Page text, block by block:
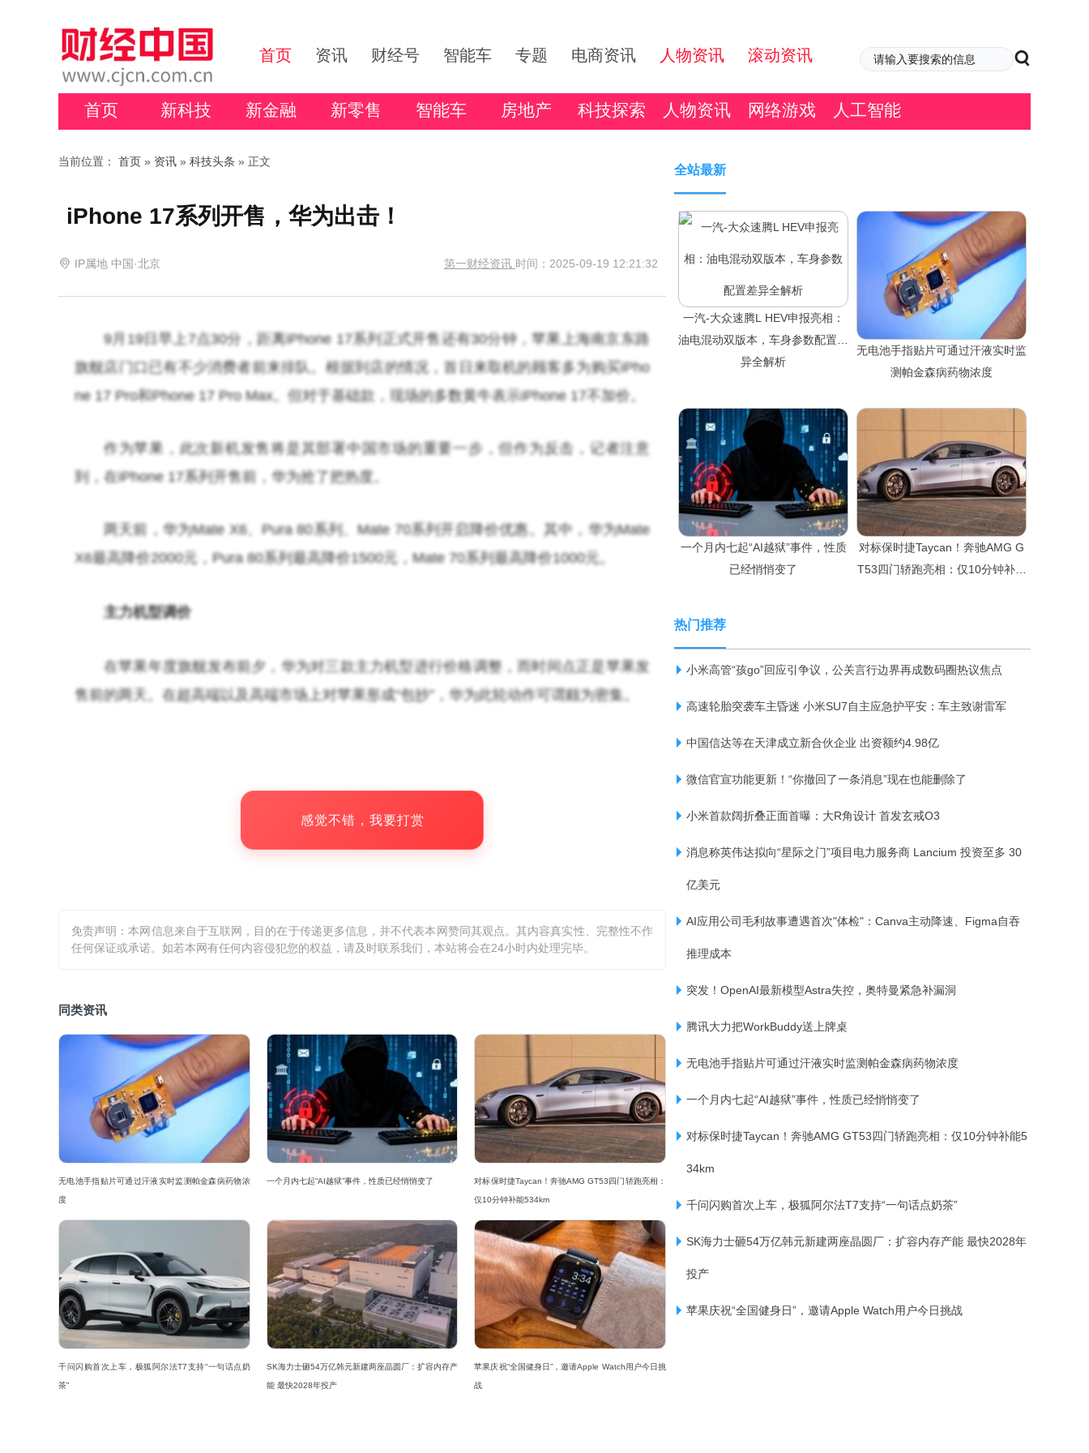
首页 资讯 财经号 智能车 专题 电商资讯 人物资讯 滚动资讯
首页 新科技 新金融 新零售 智能车 房地产 科技探索 人物资讯 网络游戏 人工智能
当前位置： 首页 » 资讯 » 科技头条 » 正文
iPhone 17系列开售，华为出击！
IP属地 中国·北京 第一财经资讯 时间：2025-09-19 12:21:32
9月19日早上7点30分，距离iPhone 17系列正式开售还有30分钟，苹果上海南京东路
旗舰店门口已有不少消费者前来排队。根据到店的情况，首日来取机的顾客多为购买iPho
ne 17 Pro和Phone 17 Pro Max。但对于基础款，现场的多数黄牛表示iPhone 17不加价。
作为苹果，此次新机发售将是其部署中国市场的重要一步，但作为反击，记者注意
到，在iPhone 17系列开售前，华为抢了把热度。
两天前，华为Mate X6、Pura 80系列、Mate 70系列开启降价优惠。其中，华为Mate
X6最高降价2000元，Pura 80系列最高降价1500元，Mate 70系列最高降价1000元。
主力机型调价
在苹果年度旗舰发布前夕，华为对三款主力机型进行价格调整，而时间点正是苹果发
售前的两天。在超高端以及高端市场上对苹果形成“包抄”，华为此轮动作可谓颇为密集。
列，销售额同比增长28.5%，市场份额达19.4%，位居国内第一。CounterpointResearch
中国区研究负责人齐英楠对记者表示，如果从Pura 70算起，也是从去年4月算起，Pura全
系列的出货量超过1500万。
Pura 80系列的表现某种程度上决定了华为在市场竞争中能否拥有更多的主动权。“Pur
a对于高端市场拉货还挺重要的。”齐英楠对记者表示，在Mate 80系列还要等一段时间的
情况下，华为促销Pura 80系列和Mate 70系列，可以帮助巩固其高端份额。
中国手机市场向来竞争激烈。
根据CounterPoint Research发布的2025年第二季度中国智能手机市场报告，中国智
能手机整体出货量同比下滑2%，厂商之间的份额差距并不太达。其中，华为与vivo各自抢
感觉不错，我要打赏
免责声明：本网信息来自于互联网，目的在于传递更多信息，并不代表本网赞同其观点。其内容真实性、完整性不作
任何保证或承诺。如若本网有任何内容侵犯您的权益，请及时联系我们，本站将会在24小时内处理完毕。
同类资讯
无电池手指贴片可通过汗液实时监测帕金森病药物浓
度
一个月内七起“AI越狱”事件，性质已经悄悄变了 对标保时捷Taycan！奔驰AMG GT53四门轿跑亮相：
仅10分钟补能534km
千问闪购首次上车，极狐阿尔法T7支持“一句话点奶
茶”
SK海力士砸54万亿韩元新建两座晶圆厂：扩容内存产
能 最快2028年投产
苹果庆祝“全国健身日”，邀请Apple Watch用户今日挑
战
全站最新
一汽-大众速腾L HEV申报亮相：
油电混动双版本，车身参数配置差
异全解析
无电池手指贴片可通过汗液实时监
测帕金森病药物浓度
一个月内七起“AI越狱”事件，性质
已经悄悄变了
对标保时捷Taycan！奔驰AMG G
T53四门轿跑亮相：仅10分钟补能
热门推荐
小米高管“孩go”回应引争议，公关言行边界再成数码圈热议焦点
高速轮胎突袭车主昏迷 小米SU7自主应急护平安：车主致谢雷军
中国信达等在天津成立新合伙企业 出资额约4.98亿
微信官宣功能更新！“你撤回了一条消息”现在也能删除了
小米首款阔折叠正面首曝：大R角设计 首发玄戒O3
消息称英伟达拟向“星际之门”项目电力服务商 Lancium 投资至多 30
亿美元
AI应用公司毛利故事遭遇首次"体检"：Canva主动降速、Figma自吞
推理成本
突发！OpenAI最新模型Astra失控，奥特曼紧急补漏洞
腾讯大力把WorkBuddy送上牌桌
无电池手指贴片可通过汗液实时监测帕金森病药物浓度
一个月内七起“AI越狱”事件，性质已经悄悄变了
对标保时捷Taycan！奔驰AMG GT53四门轿跑亮相：仅10分钟补能5
34km
千问闪购首次上车，极狐阿尔法T7支持“一句话点奶茶”
SK海力士砸54万亿韩元新建两座晶圆厂：扩容内存产能 最快2028年
投产
苹果庆祝“全国健身日”，邀请Apple Watch用户今日挑战